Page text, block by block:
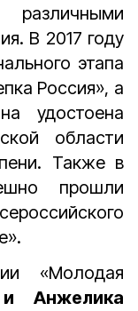
различными
В 2017 году
этапа
Россия», а
удостоена
области
Также в
прошли
«Молодая
Анжелика